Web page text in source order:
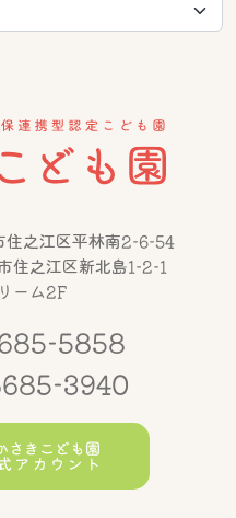
之江区平林南2-6-54
住之江区新北島1-2-1
ーム2F
5858
3940